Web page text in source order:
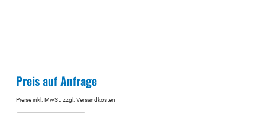
Preis auf Anfrage
Preise inkl. MwSt. zzgl. Versandkosten